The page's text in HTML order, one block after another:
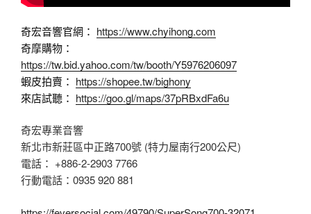
奇宏音響官網： https://www.chyihong.com
奇摩購物：
https://tw.bid.yahoo.com/tw/booth/Y5976206097
蝦皮拍賣： https://shopee.tw/bighony
來店試聽： https://goo.gl/maps/37pRBxdFa6u
奇宏專業音響
新北市新莊區中正路700號 (特力屋南行200公尺)
電話： +886-2-2903 7766
行動電話：0935 920 881